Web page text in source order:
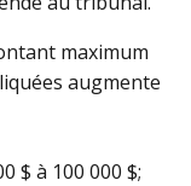
maximum
augmente
$ à 100 000 $;